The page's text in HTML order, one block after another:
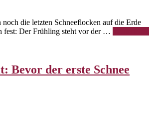
die letzten Schneeflocken auf die Erde
fest: Der Frühling steht vor der …
Bevor der erste Schnee